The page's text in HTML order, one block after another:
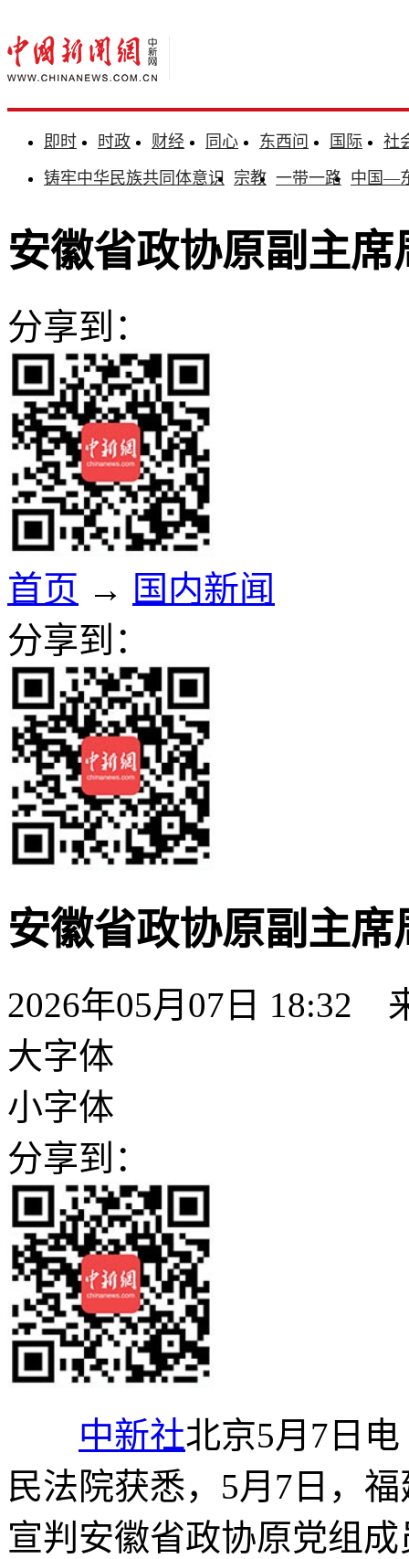
即时 时政 财经 同心 东西问 国际
社
铸牢中华民族共同体意识 宗教 一带一路 中国—
安徽省政协原副主
分享到：
首页 → 国内新闻
分享到：
安徽省政协原副主
2026年05月07日 18:32
大字体
小字体
分享到：
中新社北京5月7日
民法院获悉，5月7日，
宣判安徽省政协原党组